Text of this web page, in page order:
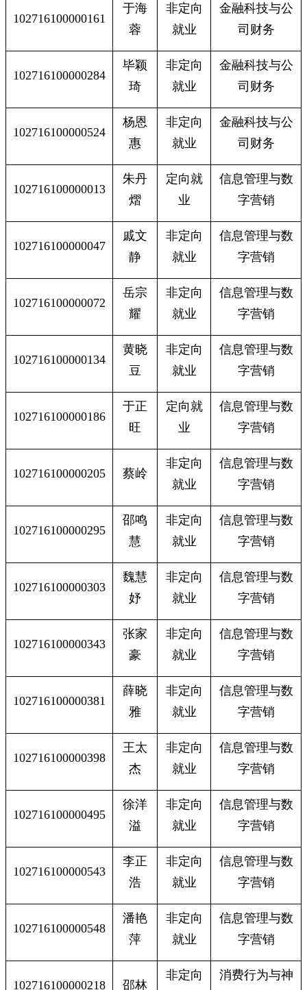
102716100000161
于海
蓉
非定向
就业
金融科技与公
司财务
102716100000284
毕颖
琦
非定向
就业
金融科技与公
司财务
102716100000524
杨恩
惠
非定向
就业
金融科技与公
司财务
102716100000013
朱丹
熠
定向就
业
信息管理与数
字营销
102716100000047
戚文
静
非定向
就业
信息管理与数
字营销
102716100000072
岳宗
耀
非定向
就业
信息管理与数
字营销
102716100000134
黄晓
豆
非定向
就业
信息管理与数
字营销
102716100000186
于正
旺
定向就
业
信息管理与数
字营销
102716100000205 蔡岭
非定向
就业
信息管理与数
字营销
102716100000295
邵鸣
慧
非定向
就业
信息管理与数
字营销
102716100000303
魏慧
妤
非定向
就业
信息管理与数
字营销
102716100000343
张家
豪
非定向
就业
信息管理与数
字营销
102716100000381
薛晓
雅
非定向
就业
信息管理与数
字营销
102716100000398
王太
杰
非定向
就业
信息管理与数
字营销
102716100000495
徐洋
溢
非定向
就业
信息管理与数
字营销
102716100000543
李正
浩
非定向
就业
信息管理与数
字营销
102716100000548
潘艳
萍
非定向
就业
信息管理与数
字营销
102716100000218 邵林
非定向
消费行为与神